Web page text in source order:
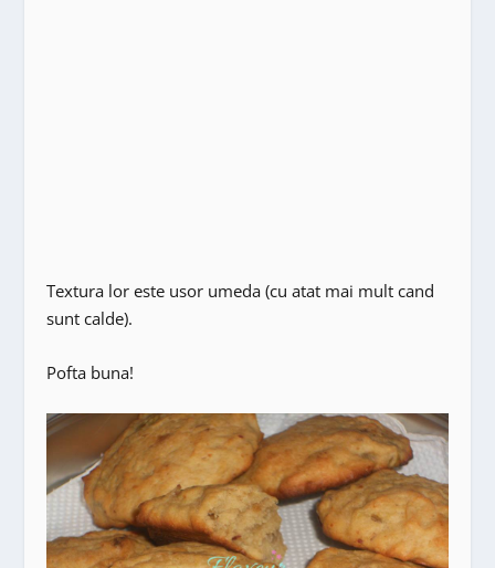
Textura lor este usor umeda (cu atat mai mult cand
sunt calde).
Pofta buna!